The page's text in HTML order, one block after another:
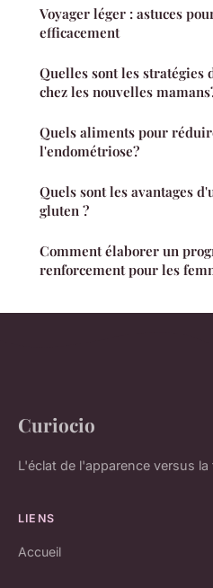
Voyager léger : astuces
efficacement
Quelles sont les stratégies
chez les nouvelles
Quels aliments pour
l'endométriose?
Quels sont les avantages
gluten ?
Comment élaborer un
renforcement pour les
Curiocio
L'éclat de l'apparence versus
LIENS
Accueil